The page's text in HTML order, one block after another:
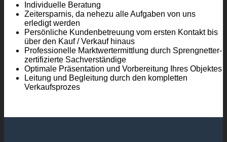
Individuelle Beratung
Zeitersparnis, da nehezu alle Aufgaben von uns
erledigt werden
Persönliche Kundenbetreuung vom ersten Kontakt bis
über den Kauf / Verkauf hinaus
Professionelle Marktwertermittlung durch Sprengnetter-
zertifizierte Sachverständige
Optimale Präsentation und Vorbereitung Ihres Objektes
Leitung und Begleitung durch den kompletten
Verkaufsprozes